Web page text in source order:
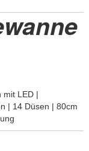
mit LED |
| 14 Düsen | 80cm